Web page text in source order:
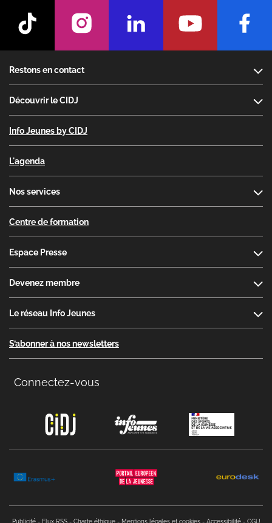
Restons en contact
Découvrir le CIDJ
Info Jeunes by CIDJ
L'agenda
Nos services
Centre de formation
Espace Presse
Devenez membre
Le réseau Info Jeunes
S’abonner à nos newsletters
Connectez-vous
Publicité
Flux RSS Charte éthique Mentions légales et cookies Accessibilité CGU